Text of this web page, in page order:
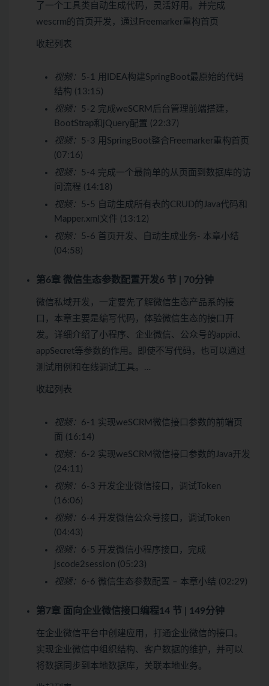
了一个工具类自动生成代码，灵活好用。并完成
wescrm的首页开发，通过Freemarker重构首页
收起列表
视频： 5-1 用IDEA构建SpringBoot最原始的代码
结构 (13:15)
视频： 5-2 完成weSCRM后台管理前端搭建，
BootStrap和jQuery配置 (22:37)
视频： 5-3 用SpringBoot整合Freemarker重构首页
(07:16)
视频： 5-4 完成一个最简单的从页面到数据库的访
问流程 (14:18)
视频： 5-5 自动生成所有表的CRUD的Java代码和
Mapper.xml文件 (13:12)
视频： 5-6 首页开发、自动生成业务- 本章小结
(04:58)
第6章 微信生态参数配置开发6 节 | 70分钟
微信私域开发，一定要先了解微信生态产品系的接
口，本章主要是编写代码，体验微信生态的接口开
发。详细介绍了小程序、企业微信、公众号的appid、
appSecret等参数的作用。即使不写代码，也可以通过
测试用例和在线调试工具。…
收起列表
视频： 6-1 实现weSCRM微信接口参数的前端页
面 (16:14)
视频： 6-2 实现weSCRM微信接口参数的Java开发
(24:11)
视频： 6-3 开发企业微信接口，调试Token
(16:06)
视频： 6-4 开发微信公众号接口，调试Token
(04:43)
视频： 6-5 开发微信小程序接口，完成
jscode2session (05:23)
视频： 6-6 微信生态参数配置 – 本章小结 (02:29)
第7章 面向企业微信接口编程14 节 | 149分钟
在企业微信平台中创建应用，打通企业微信的接口。
实现企业微信中组织结构、客户数据的维护，并可以
将数据同步到本地数据库，关联本地业务。